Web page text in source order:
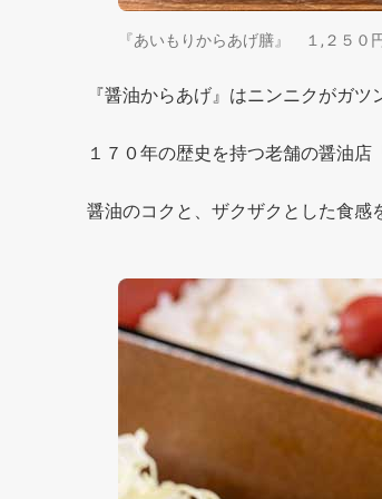
『あいもりからあげ膳』 １,２５０
『醤油からあげ』はニンニクがガ
１７０年の歴史を持つ老舗の醤油
醤油のコクと、ザクザクとした食感